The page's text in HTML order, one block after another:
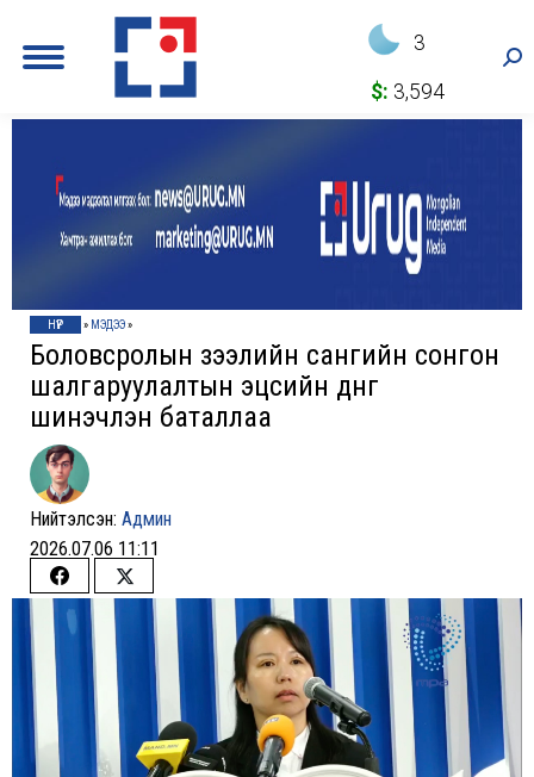
3
$: 3,594
НҮҮР » МЭДЭЭ»
Боловсролын зээлийн сангийн сонгон
шалгаруулалтын эцсийн дүнг
шинэчлэн баталлаа
Нийтэлсэн: Админ
2026.07.06 11:11
Share
on
Facebook
Share
Twitter